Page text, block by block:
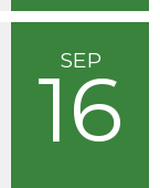
SEP
16